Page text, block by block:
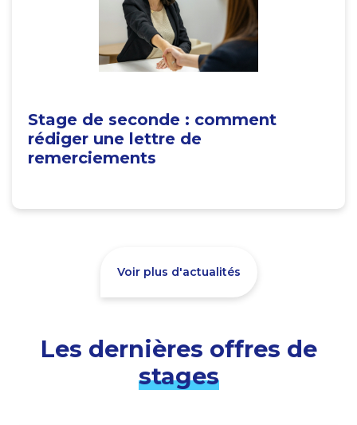
Stage de seconde : comment
rédiger une lettre de
remerciements
Voir plus d'actualités
Les dernières offres de
stages